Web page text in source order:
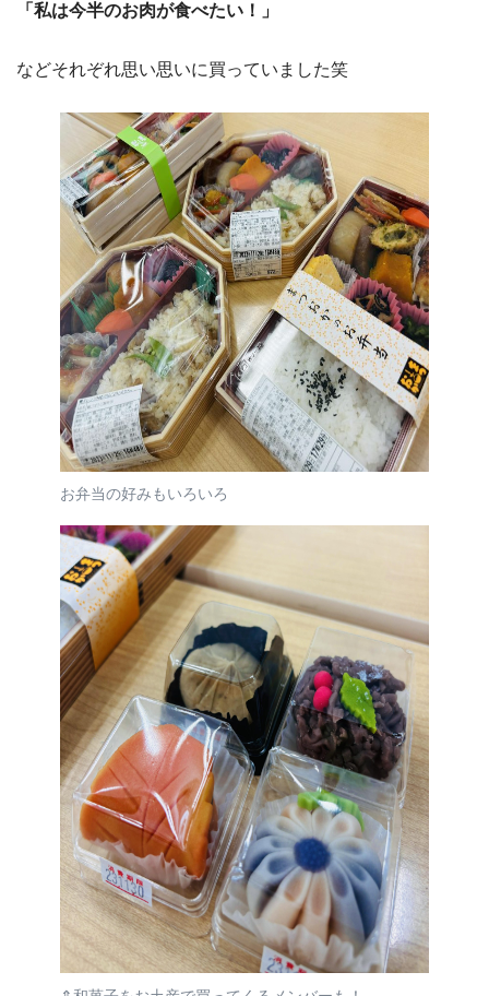
「私は今半のお肉が食べたい！」
などそれぞれ思い思いに買っていました笑
お弁当の好みもいろいろ